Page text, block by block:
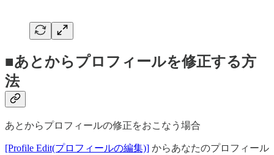
■あとからプロフィールを修正する方
法
あとからプロフィールの修正をおこなう場合
[Profile Edit(プロフィールの編集)] からあなたのプロフィール